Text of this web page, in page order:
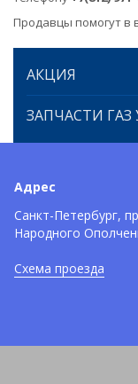
Продавцы помогут в
АКЦИЯ
ЗАПЧАСТИ ГАЗ
Адрес
Санкт-Петербург,
Народного
Схема проезда